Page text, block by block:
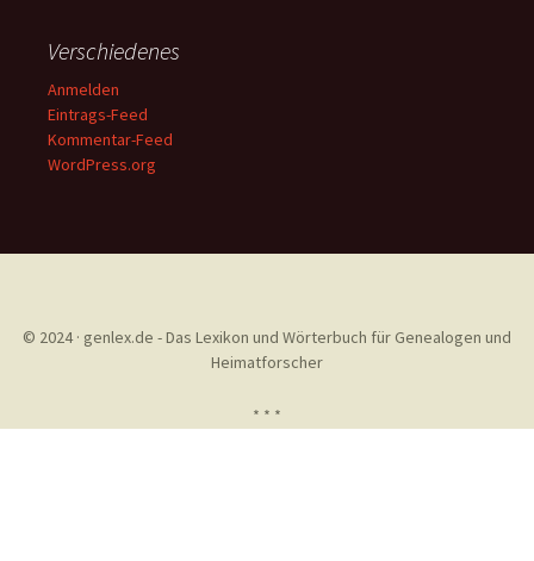
Verschiedenes
Anmelden
Eintrags-Feed
Kommentar-Feed
WordPress.org
© 2024 · genlex.de - Das Lexikon und Wörterbuch für Genealogen und
Heimatforscher
* * *